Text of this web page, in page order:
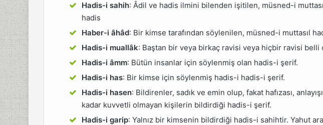
Hadis-i sahih: Âdil ve hadis ilmini bilenden işitilen, müsned-i
hadis
Haber-i âhâd: Bir kimse tarafından söylenilen, müsned-i muttasıl
Hadis-i muallâk: Baştan bir veya birkaç ravisi veya hiçbir ravisi belli
Hadis-i âmm: Bütün insanlar için söylenmiş olan hadis-i şerif.
Hadis-i has: Bir kimse için söylenmiş hadis-i hadis-i şerif.
Hadis-i hasen: Bildirenler, sadık ve emin olup, fakat hafızası,
kadar kuvvetli olmayan kişilerin bildirdiği hadis-i şerif.
Hadis-i garip: Yalnız bir kimsenin bildirdiği hadis-i sahihtir. Yahut